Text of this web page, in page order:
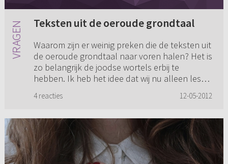
Teksten uit de oeroude grondtaal
Waarom zijn er weinig preken die de teksten uit
de oeroude grondtaal naar voren halen? Het is
zo belangrijk de joodse wortels erbij te
hebben. Ik heb het idee dat wij nu alleen les
4 reacties 12-05-2012